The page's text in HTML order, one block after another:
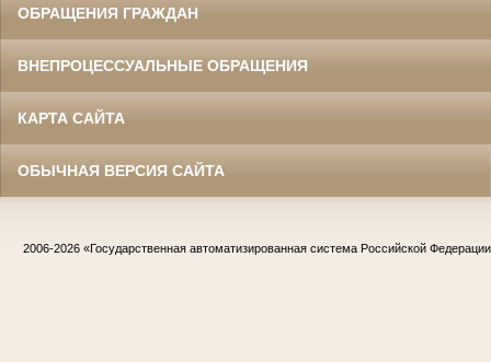
ОБРАЩЕНИЯ ГРАЖДАН
ВНЕПРОЦЕССУАЛЬНЫЕ ОБРАЩЕНИЯ
КАРТА САЙТА
ОБЫЧНАЯ ВЕРСИЯ САЙТА
2006-2026 «Государственная автоматизированная система Российской